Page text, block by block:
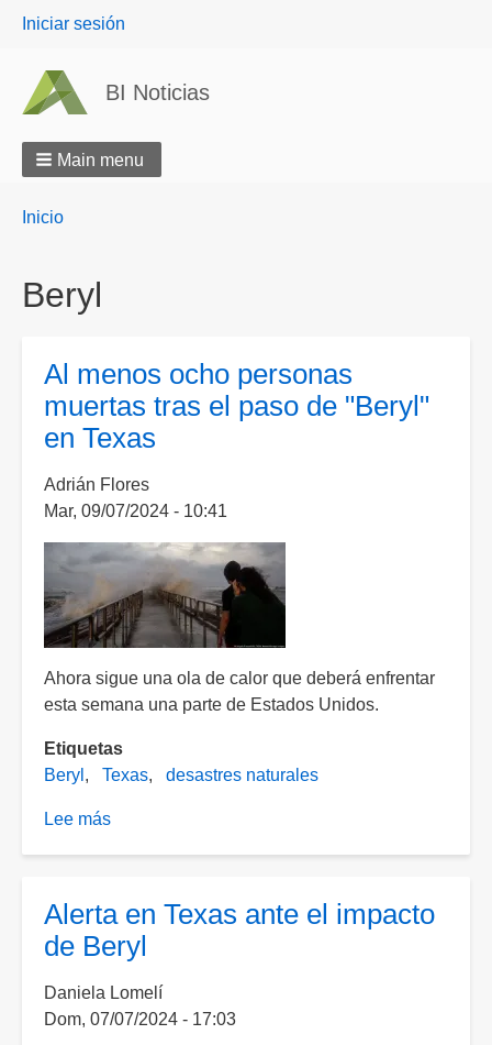
User
Iniciar sesión
BI Noticias
Main menu
Breadcrumbs
You
Inicio
Beryl
Al menos ocho personas
muertas tras el paso de "Beryl"
en Texas
Adrián Flores
Mar, 09/07/2024 - 10:41
Ahora sigue una ola de calor que deberá enfrentar
esta semana una parte de Estados Unidos.
Etiquetas
Beryl
Texas desastres naturales
Lee más
personas
muertas
el
paso
Alerta en Texas ante el impacto
de Beryl
Daniela Lomelí
Dom, 07/07/2024 - 17:03